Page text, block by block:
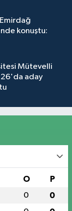
konuştu:
Mütevelli
aday
O P
0 0